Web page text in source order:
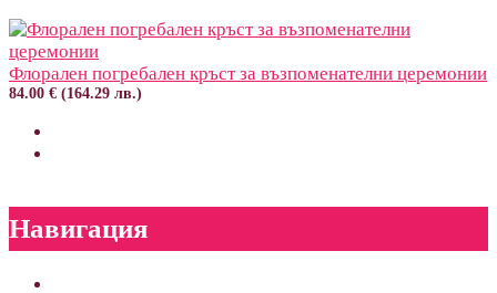
Флорален погребален кръст за възпоменателни церемонии
84.00 € (164.29 лв.)
Навигация